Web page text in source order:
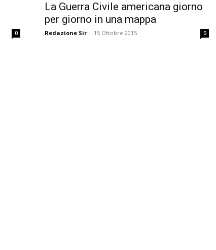
0
La Guerra Civile americana giorno
per giorno in una mappa
Redazione Sir - 15 Ottobre 2015 0